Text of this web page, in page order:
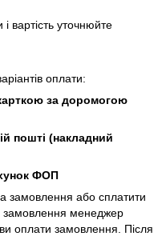
вартість уточнюйте
оплати:
за доромогою
пошті (накладний
ФОП
замовлення або сплатити
замовлення менеджер
оплати замовлення. Після